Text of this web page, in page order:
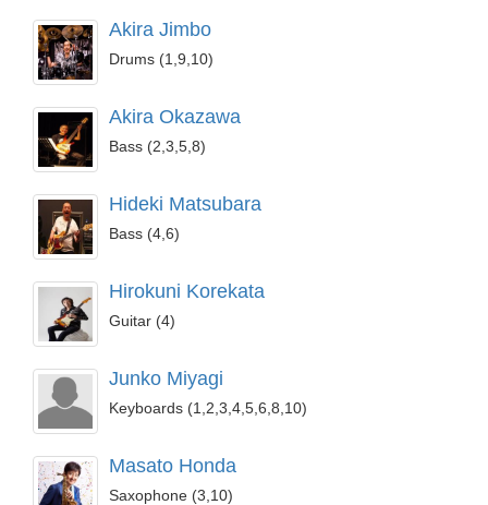
Akira Jimbo
Drums (1,9,10)
Akira Okazawa
Bass (2,3,5,8)
Hideki Matsubara
Bass (4,6)
Hirokuni Korekata
Guitar (4)
Junko Miyagi
Keyboards (1,2,3,4,5,6,8,10)
Masato Honda
Saxophone (3,10)